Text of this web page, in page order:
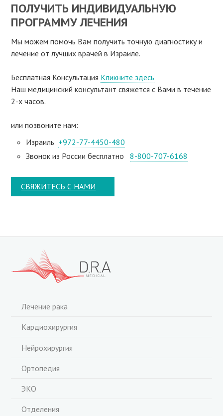
ПОЛУЧИТЬ ИНДИВИДУАЛЬНУЮ
ПРОГРАММУ ЛЕЧЕНИЯ
Мы можем помочь Вам получить точную диагностику и
лечение от лучших врачей в Израиле.
Бесплатная Консультация Кликните здесь
Наш медицинский консультант свяжeтся с Вами в течение
2-х часов.
или позвоните нам:
Израиль +972-77-4450-480
Звонок из России бесплатно8-800-707-6168
СВЯЖИТЕСЬ С НАМИ
Лечение рака
Кардиохирургия
Нейрохирургия
Ортопедия
ЭКО
Отделения